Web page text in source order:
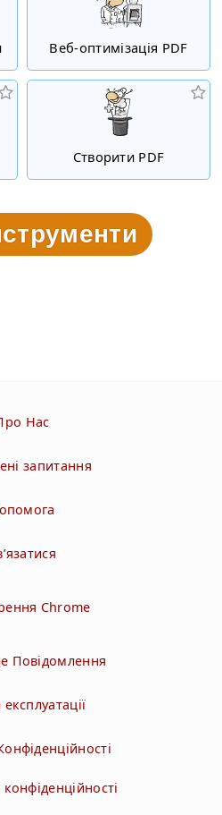
Веб-оптимізація PDF
Створити PDF
Нас
запитання
Chrome
Повідомлення